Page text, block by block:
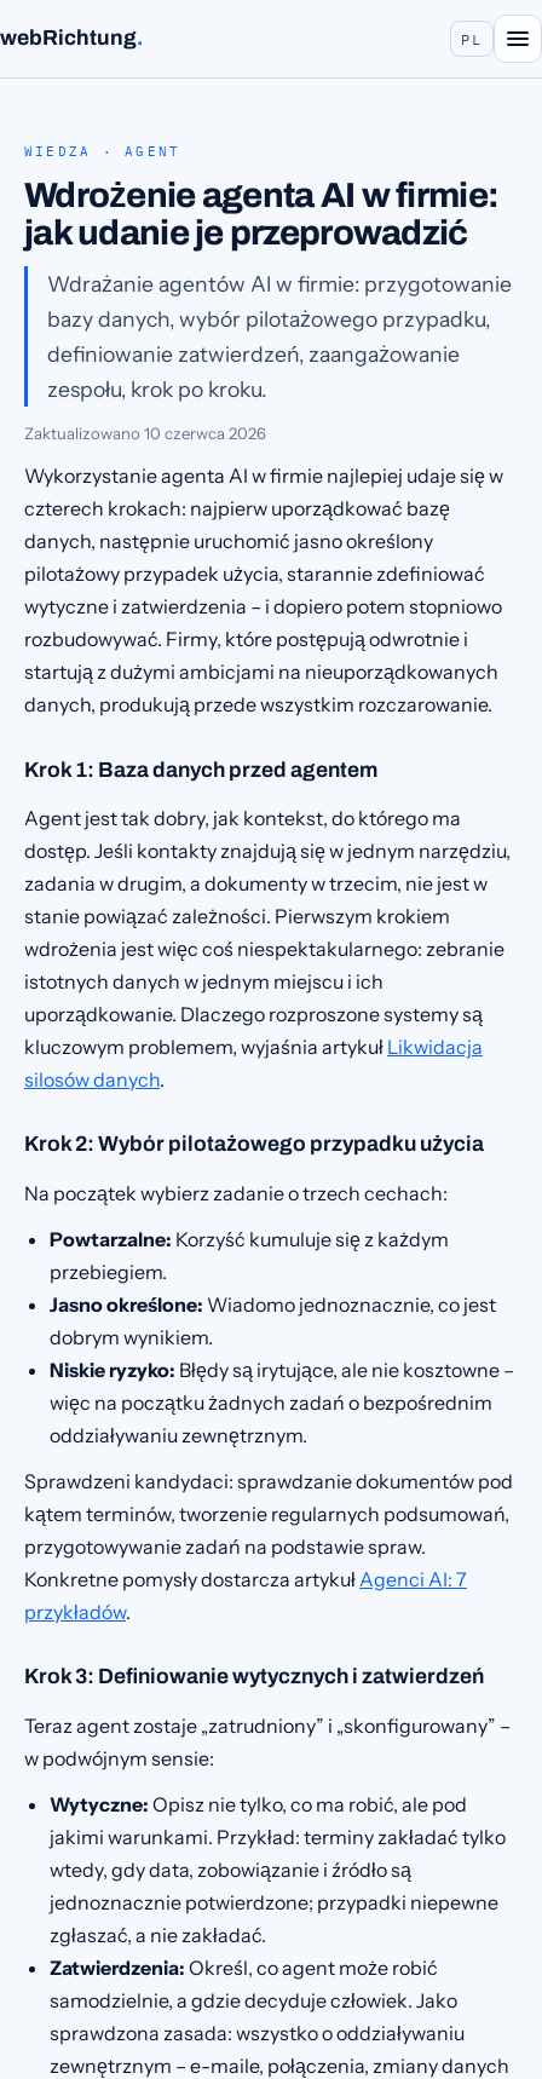
webRichtung. PL
WIEDZA · AGENT
Wdrożenie agenta AI w firmie:
jak udanie je przeprowadzić
Wdrażanie agentów AI w firmie: przygotowanie
bazy danych, wybór pilotażowego przypadku,
definiowanie zatwierdzeń, zaangażowanie
zespołu, krok po kroku.
Zaktualizowano 10 czerwca 2026
Wykorzystanie agenta AI w firmie najlepiej udaje się w
czterech krokach: najpierw uporządkować bazę
danych, następnie uruchomić jasno określony
pilotażowy przypadek użycia, starannie zdefiniować
wytyczne i zatwierdzenia – i dopiero potem stopniowo
rozbudowywać. Firmy, które postępują odwrotnie i
startują z dużymi ambicjami na nieuporządkowanych
danych, produkują przede wszystkim rozczarowanie.
Krok 1: Baza danych przed agentem
Agent jest tak dobry, jak kontekst, do którego ma
dostęp. Jeśli kontakty znajdują się w jednym narzędziu,
zadania w drugim, a dokumenty w trzecim, nie jest w
stanie powiązać zależności. Pierwszym krokiem
wdrożenia jest więc coś niespektakularnego: zebranie
istotnych danych w jednym miejscu i ich
uporządkowanie. Dlaczego rozproszone systemy są
kluczowym problemem, wyjaśnia artykuł Likwidacja
silosów danych.
Krok 2: Wybór pilotażowego przypadku użycia
Na początek wybierz zadanie o trzech cechach:
Powtarzalne: Korzyść kumuluje się z każdym
przebiegiem.
Jasno określone: Wiadomo jednoznacznie, co jest
dobrym wynikiem.
Niskie ryzyko: Błędy są irytujące, ale nie kosztowne –
więc na początku żadnych zadań o bezpośrednim
oddziaływaniu zewnętrznym.
Sprawdzeni kandydaci: sprawdzanie dokumentów pod
kątem terminów, tworzenie regularnych podsumowań,
przygotowywanie zadań na podstawie spraw.
Konkretne pomysły dostarcza artykuł Agenci AI: 7
przykładów.
Krok 3: Definiowanie wytycznych i zatwierdzeń
Teraz agent zostaje „zatrudniony” i „skonfigurowany” –
w podwójnym sensie:
Wytyczne: Opisz nie tylko, co ma robić, ale pod
jakimi warunkami. Przykład: terminy zakładać tylko
wtedy, gdy data, zobowiązanie i źródło są
jednoznacznie potwierdzone; przypadki niepewne
zgłaszać, a nie zakładać.
Zatwierdzenia: Określ, co agent może robić
samodzielnie, a gdzie decyduje człowiek. Jako
sprawdzona zasada: wszystko o oddziaływaniu
zewnętrznym – e-maile, połączenia, zmiany danych